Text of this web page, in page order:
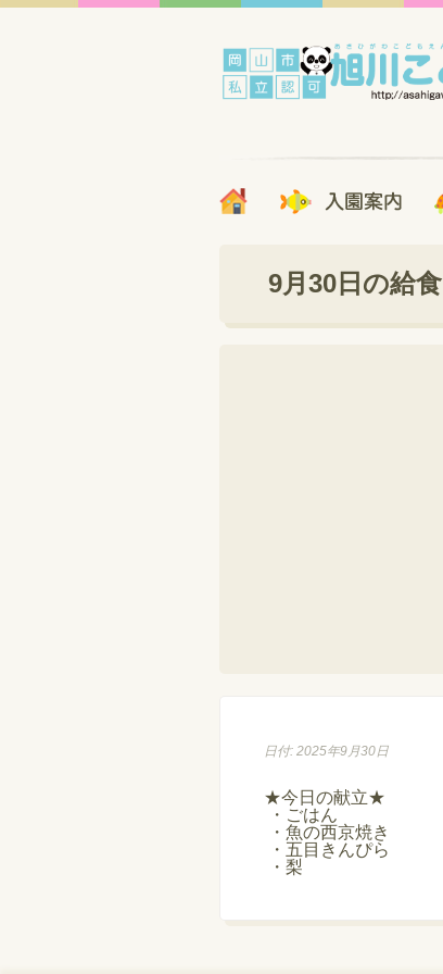
9月30日の給食
日付: 2025年9月30日
★今日の献立★
・ごはん
・魚の西京焼き
・五目きんぴら
・梨